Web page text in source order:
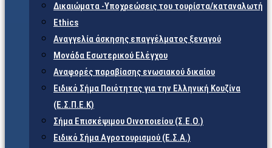
Δικαιώματα -Υποχρεώσεις του τουρίστα/καταναλωτή
Ethics
Αναγγελία άσκησης επαγγέλματος ξεναγού
Μονάδα Εσωτερικού Ελέγχου
Αναφορές παραβίασης ενωσιακού δικαίου
Ειδικό Σήμα Ποιότητας για την Ελληνική Κουζίνα
(Ε.Σ.Π.Ε.Κ)
Σήμα Επισκέψιμου Οινοποιείου (Σ.Ε.Ο.)
Ειδικό Σήμα Αγροτουρισμού (Ε.Σ.Α.)